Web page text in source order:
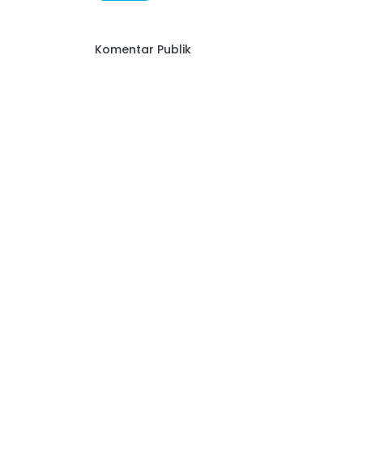
Komentar Publik